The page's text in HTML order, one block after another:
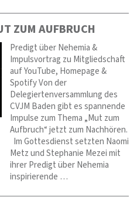
ZUM AUFBRUCH
Predigt über Nehemia &
Impulsvortrag zu Mitgliedschaft
auf YouTube, Homepage &
Spotify Von der
Delegiertenversammlung des
CVJM Baden gibt es spannende
Impulse zum Thema „Mut zum
Aufbruch“ jetzt zum Nachhören.
Im Gottesdienst setzten Naomi
Metz und Stephanie Mezei mit
ihrer Predigt über Nehemia
inspirierende …